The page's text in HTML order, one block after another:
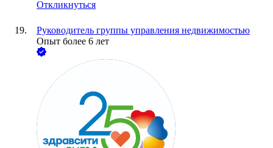
Откликнуться
Руководитель группы управления недвижимостью
Опыт более 6 лет